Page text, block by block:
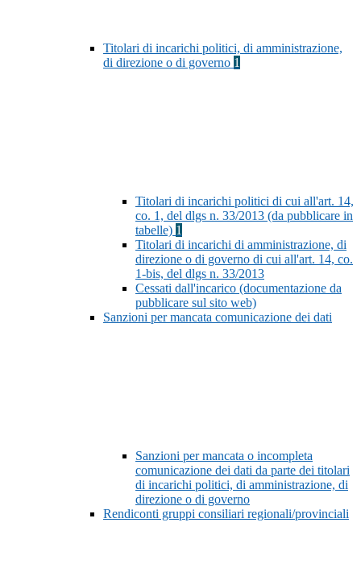
Titolari di incarichi politici, di amministrazione,
di direzione o di governo 1
Titolari di incarichi politici di cui all'art. 14,
co. 1, del dlgs n. 33/2013 (da pubblicare in
tabelle) 1
Titolari di incarichi di amministrazione, di
direzione o di governo di cui all'art. 14, co.
1-bis, del dlgs n. 33/2013
Cessati dall'incarico (documentazione da
pubblicare sul sito web)
Sanzioni per mancata comunicazione dei dati
Sanzioni per mancata o incompleta
comunicazione dei dati da parte dei titolari
di incarichi politici, di amministrazione, di
direzione o di governo
Rendiconti gruppi consiliari regionali/provinciali